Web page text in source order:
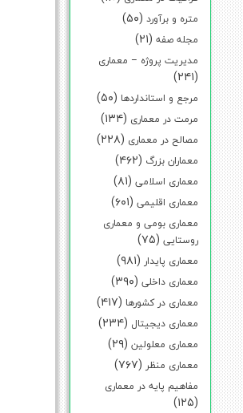
متره و برآورد (۵۰)
مجله صفه (۲۱)
مدیریت پروژه – معماری
(۲۴۱)
مرجع و استانداردها (۵۰)
مرمت در معماری (۱۳۴)
مصالح در معماری (۲۲۸)
معماران بزرگ (۴۶۲)
معماری اسلامی (۸۱)
معماری اقلیمی (۶۰۱)
معماری بومی و معماری
روستایی (۷۵)
معماری پایدار (۹۸۱)
معماری داخلی (۳۹۰)
معماری در کشورها (۴۱۷)
معماری دیجیتال (۲۳۴)
معماری معلولین (۲۹)
معماری منظر (۷۶۷)
مفاهیم پایه در معماری
(۱۲۵)